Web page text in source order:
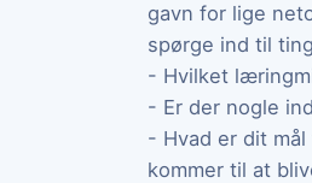
gavn for lige
spørge ind til
- Hvilket
- Er der nogle
- Hvad er dit
kommer til at